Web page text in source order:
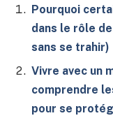
Pourquoi
dans le rôle
sans se trahir)
Vivre avec un
comprendre
pour se